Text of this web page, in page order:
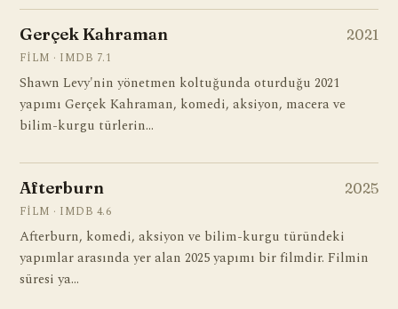
Gerçek Kahraman 2021
FILM · IMDB 7.1
Shawn Levy'nin yönetmen koltuğunda oturduğu 2021
yapımı Gerçek Kahraman, komedi, aksiyon, macera ve
bilim-kurgu türlerin…
Afterburn 2025
FILM · IMDB 4.6
Afterburn, komedi, aksiyon ve bilim-kurgu türündeki
yapımlar arasında yer alan 2025 yapımı bir filmdir. Filmin
süresi ya…